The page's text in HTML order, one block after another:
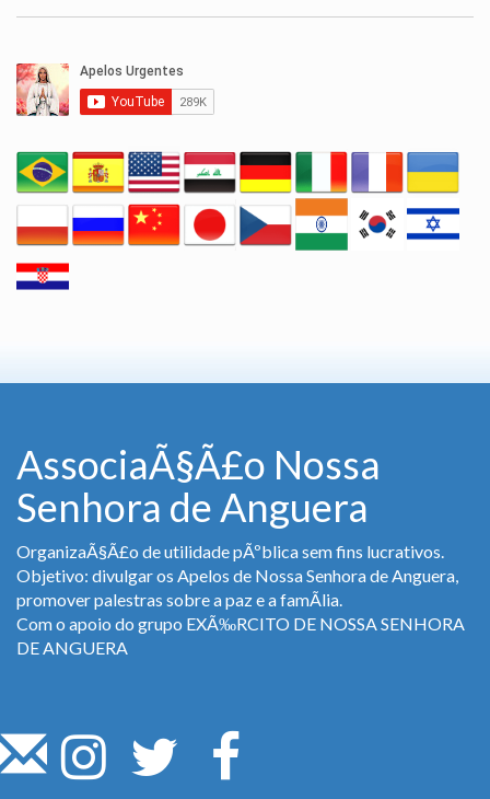
AssociaÃ§Ã£o Nossa
Senhora de Anguera
OrganizaÃ§Ã£o de utilidade pÃºblica sem fins lucrativos.
Objetivo: divulgar os Apelos de Nossa Senhora de Anguera,
promover palestras sobre a paz e a famÃ­lia.
Com o apoio do grupo EXÃ‰RCITO DE NOSSA SENHORA
DE ANGUERA